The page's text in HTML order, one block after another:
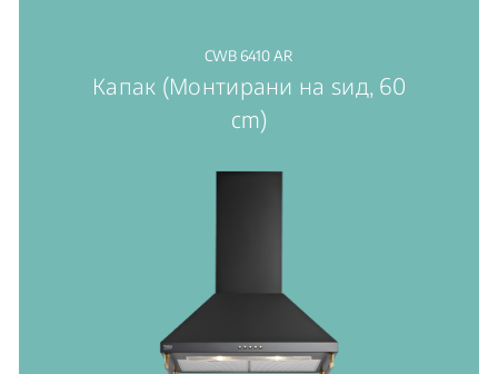
CWB 6410 AR
Капак (Монтирани на ѕид, 60
cm)